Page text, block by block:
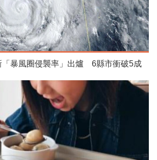
「暴風圈侵襲率」出爐 6縣市衝破5成